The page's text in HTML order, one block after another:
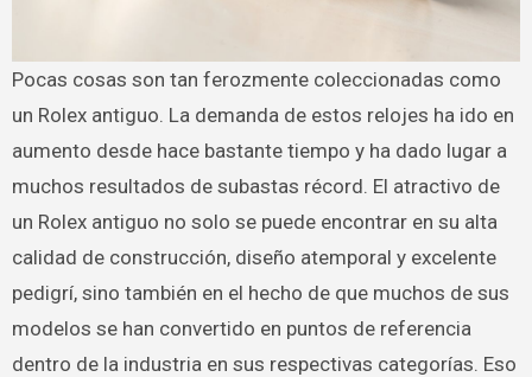
Pocas cosas son tan ferozmente coleccionadas como
un Rolex antiguo. La demanda de estos relojes ha ido en
aumento desde hace bastante tiempo y ha dado lugar a
muchos resultados de subastas récord. El atractivo de
un Rolex antiguo no solo se puede encontrar en su alta
calidad de construcción, diseño atemporal y excelente
pedigrí, sino también en el hecho de que muchos de sus
modelos se han convertido en puntos de referencia
dentro de la industria en sus respectivas categorías. Eso